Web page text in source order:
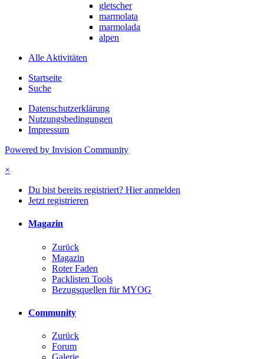
gletscher
marmolata
marmolada
alpen
Alle Aktivitäten
Startseite
Suche
Datenschutzerklärung
Nutzungsbedingungen
Impressum
Powered by Invision Community
×
Du bist bereits registriert? Hier anmelden
Jetzt registrieren
Magazin
Zurück
Magazin
Roter Faden
Packlisten Tools
Bezugsquellen für MYOG
Community
Zurück
Forum
Galerie